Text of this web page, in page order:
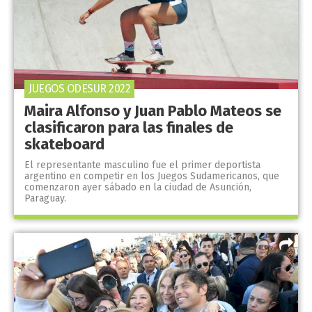
Maira Alfonso y Juan Pablo Mateos se
clasificaron para las finales de
skateboard
El representante masculino fue el primer deportista
argentino en competir en los Juegos Sudamericanos, que
comenzaron ayer sábado en la ciudad de Asunción,
Paraguay.
JUEGOS ODESUR 2022